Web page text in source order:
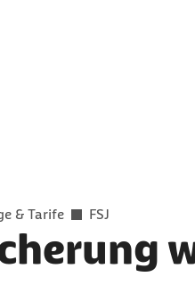
& Tarife FSJ